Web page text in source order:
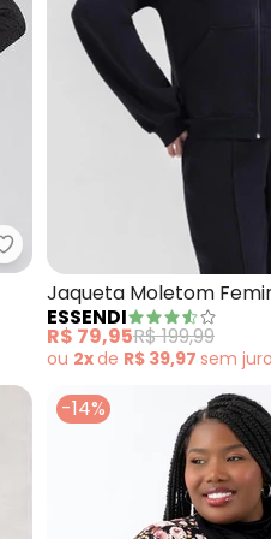
Cereja Rosa - Jaqueta
Jaqueta Moletom
ESSENDI
R$ 79,95R$ 199,99
ou 2xde R$ 39,97 sem
-14%